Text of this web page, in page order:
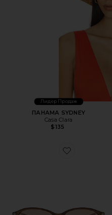
Лидер Продаж
ПАНАМА SYDNEY
Casa Clara
$135
Favorite